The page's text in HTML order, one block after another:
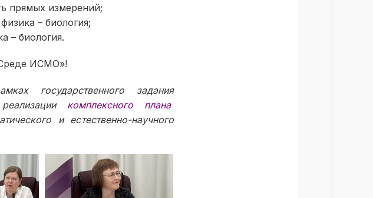
прямых измерений;
– биология;
– биология.
ИСМО»!
государственного задания
комплексного плана
и естественно-научного